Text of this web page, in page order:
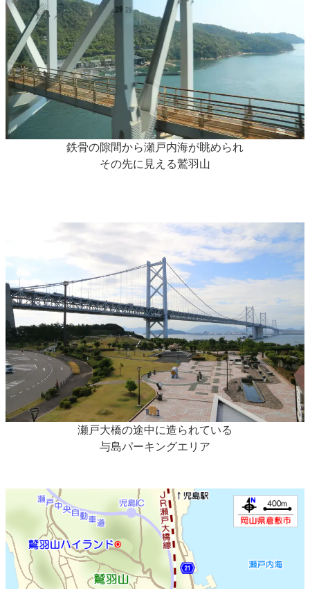
鉄骨の隙間から瀬戸内海が眺められ
その先に見える鷲羽山
瀬戸大橋の途中に造られている
与島パーキングエリア